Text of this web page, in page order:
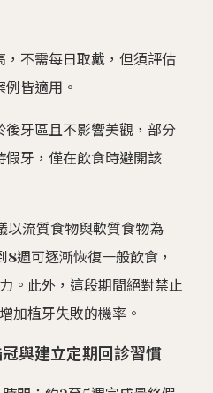
，不需每日取戴，但須評估
皆適用。
後牙區且不影響美觀，部分
假牙，僅在飲食時避開該
以流質食物與軟質食物為
週可逐漸恢復一般飲食，
。此外，這段期間絕對禁止
加植牙失敗的機率。
與建立定期回診習慣